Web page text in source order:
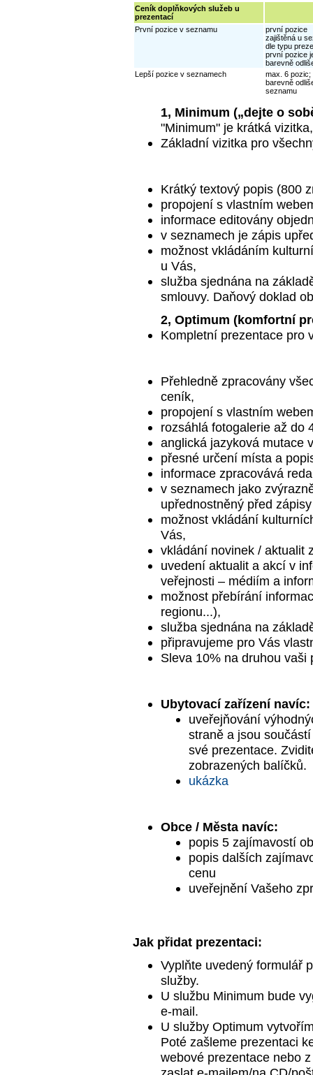
Ceník doplňkových služeb u
prezentací
První pozice v seznamu
první pozice
zajištěná u
dle typu
první pozice
barevně
Lepší pozice v seznamech
max. 6 pozic;
barevně
seznamu
1, Minimum („dejte o
"Minimum" je krátká
Základní vizitka pro
Krátký textový popis (800
propojení s vlastním
informace editovány
v seznamech je zápis
možnost vkládáním
u Vás,
služba sjednána na
smlouvy. Daňový doklad
2, Optimum (komfortní
Kompletní prezentace pro
Přehledně zpracovány
ceník,
propojení s vlastním
rozsáhlá fotogalerie až do
anglická jazyková mutace
přesné určení místa a
informace zpracovává
v seznamech jako
upřednostněný před
možnost vkládání
Vás,
vkládání novinek / aktualit
uvedení aktualit a akcí v
veřejnosti – médiím a
možnost přebírání
regionu...),
služba sjednána na
připravujeme pro Vás
Sleva 10% na druhou vaši
Ubytovací zařízení navíc:
uveřejňování
straně a jsou
své prezentace.
zobrazených balíčků.
ukázka
Obce / Města navíc:
popis 5 zajímavostí
popis dalších
cenu
uveřejnění Vašeho
Jak přidat prezentaci:
Vyplňte uvedený formulář
služby.
U službu Minimum bude
e-mail.
U služby Optimum
Poté zašleme prezentaci
webové prezentace nebo